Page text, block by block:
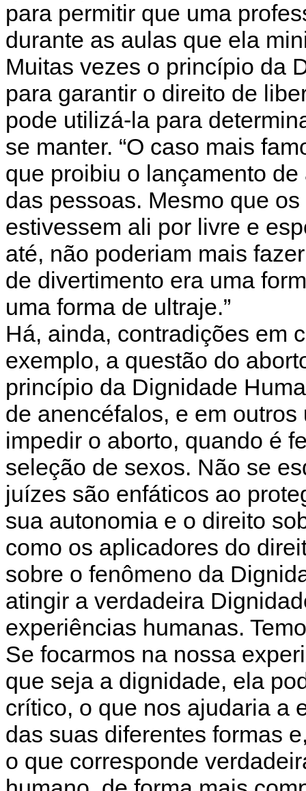
para permitir que uma
durante as aulas que ela
Muitas vezes o princípio da
para garantir o direito de
pode utilizá-la para
se manter. “O caso mais
que proibiu o lançamento
das pessoas. Mesmo que
estivessem ali por livre e
até, não poderiam mais
de divertimento era uma
uma forma de ultraje.”
Há, ainda, contradições em
exemplo, a questão do
princípio da Dignidade
de anencéfalos, e em
impedir o aborto, quando é
seleção de sexos. Não se
juízes são enfáticos ao
sua autonomia e o direito
como os aplicadores do
sobre o fenômeno da
atingir a verdadeira
experiências humanas.
Se focarmos na nossa
que seja a dignidade, ela
crítico, o que nos ajudaria a
das suas diferentes formas
o que corresponde